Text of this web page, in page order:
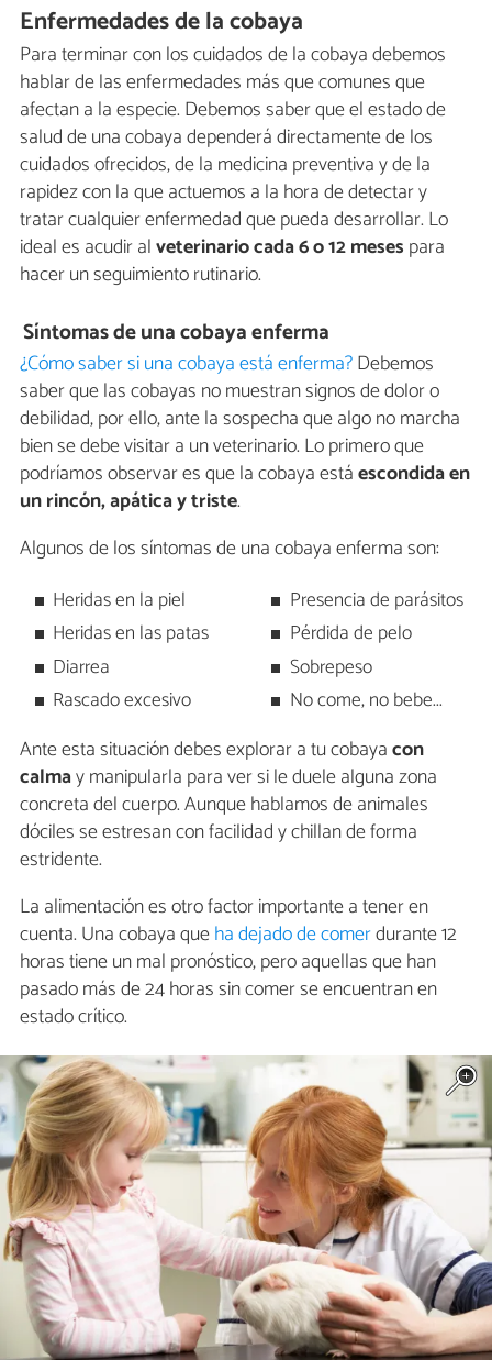
Enfermedades de la cobaya
Para terminar con los cuidados de la cobaya debemos
hablar de las enfermedades más que comunes que
afectan a la especie. Debemos saber que el estado de
salud de una cobaya dependerá directamente de los
cuidados ofrecidos, de la medicina preventiva y de la
rapidez con la que actuemos a la hora de detectar y
tratar cualquier enfermedad que pueda desarrollar. Lo
ideal es acudir alveterinario cada 6 o 12 meses para
hacer un seguimiento rutinario.
Síntomas de una cobaya enferma
¿Cómo saber si una cobaya está enferma?Debemos
saber que las cobayas no muestran signos de dolor o
debilidad, por ello, ante la sospecha que algo no marcha
bien se debe visitar a un veterinario. Lo primero que
podríamos observar es que la cobaya estáescondida en
un rincón, apática y triste.
Algunos de los síntomas de una cobaya enferma son:
Heridas en la piel
Heridas en las patas
Diarrea
Rascado excesivo
Presencia de parásitos
Pérdida de pelo
Sobrepeso
No come, no bebe...
Ante esta situación debes explorar a tu cobayacon
calmay manipularla para ver si le duele alguna zona
concreta del cuerpo. Aunque hablamos de animales
dóciles se estresan con facilidad y chillan de forma
estridente.
La alimentación es otro factor importante a tener en
cuenta. Una cobaya queha dejado de comerdurante 12
horas tiene un mal pronóstico, pero aquellas que han
pasado más de 24 horas sin comer se encuentran en
estado crítico.